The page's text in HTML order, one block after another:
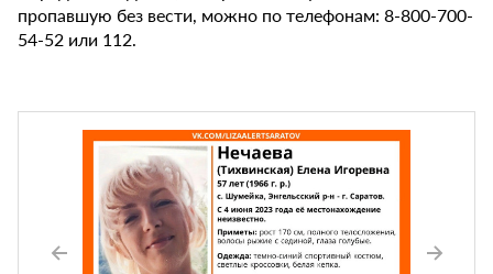
пропавшую без вести, можно по телефонам: 8-800-700-
54-52 или 112.